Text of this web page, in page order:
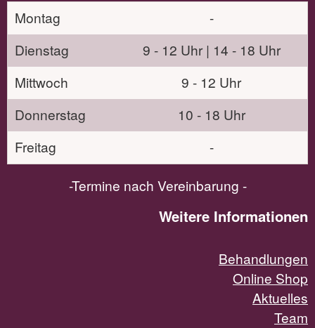
Montag
-
Dienstag
9 - 12 Uhr | 14 - 18 Uhr
Mittwoch
9 - 12 Uhr
Donnerstag
10 - 18 Uhr
Freitag
-
-Termine nach Vereinbarung -
Weitere Informationen
Behandlungen
Online Shop
Aktuelles
Team